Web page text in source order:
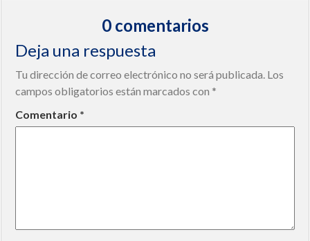
0 comentarios
Deja una respuesta
Tu dirección de correo electrónico no será publicada. Los
campos obligatorios están marcados con *
Comentario *